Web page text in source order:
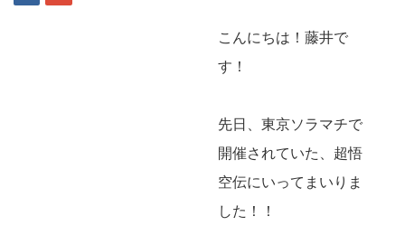
こんにちは！藤井で
す！
先日、東京ソラマチで
開催されていた、超悟
空伝にいってまいりま
した！！